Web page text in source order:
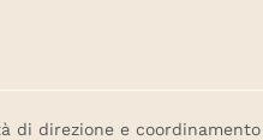
di direzione e